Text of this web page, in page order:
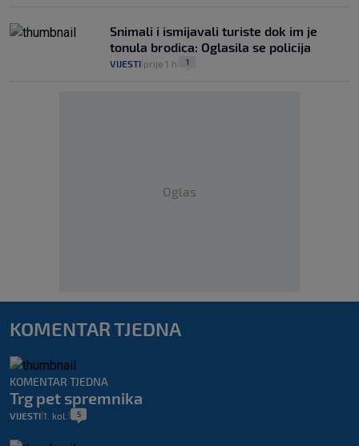
Snimali i ismijavali turiste dok im je
tonula brodica: Oglasila se policija
VIJESTI prije 1 h 1
Oglas
KOMENTAR TJEDNA
KOMENTAR TJEDNA
Trg pet spremnika
VIJESTI 1. kol. 5